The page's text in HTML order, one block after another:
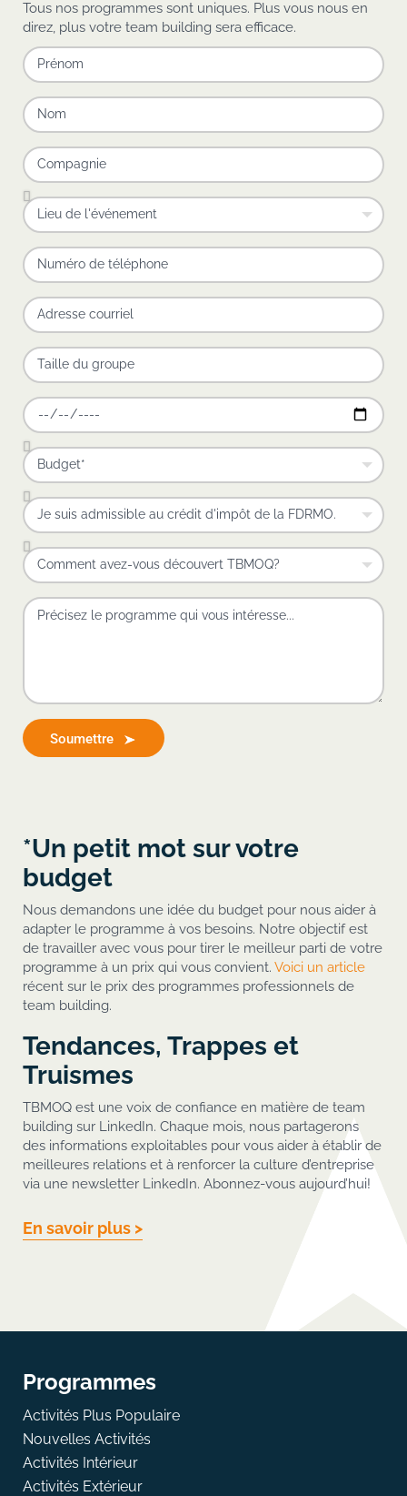
Tous nos programmes sont uniques. Plus vous nous en
direz, plus votre team building sera efficace.
Soumettre
*Un petit mot sur votre
budget
Nous demandons une idée du budget pour nous aider à
adapter le programme à vos besoins. Notre objectif est
de travailler avec vous pour tirer le meilleur parti de votre
programme à un prix qui vous convient. Voici un article
récent sur le prix des programmes professionnels de
team building.
Tendances, Trappes et
Truismes
TBMOQ est une voix de confiance en matière de team
building sur LinkedIn. Chaque mois, nous partagerons
des informations exploitables pour vous aider à établir de
meilleures relations et à renforcer la culture d’entreprise
via une newsletter LinkedIn. Abonnez-vous aujourd’hui!
En savoir plus >
Programmes
Activités Plus Populaire
Nouvelles Activités
Activités Intérieur
Activités Extérieur